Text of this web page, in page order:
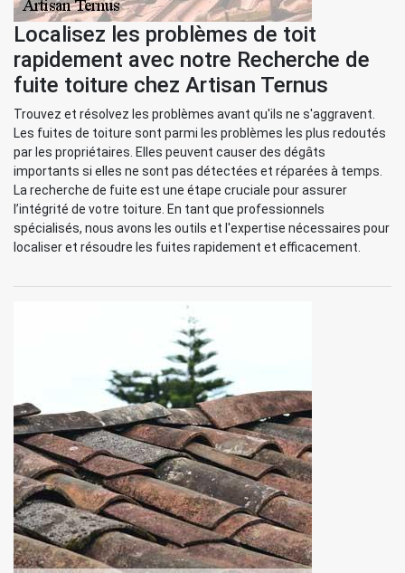
Localisez les problèmes de toit
rapidement avec notre Recherche de
fuite toiture chez Artisan Ternus
Trouvez et résolvez les problèmes avant qu'ils ne s'aggravent.
Les fuites de toiture sont parmi les problèmes les plus redoutés
par les propriétaires. Elles peuvent causer des dégâts
importants si elles ne sont pas détectées et réparées à temps.
La recherche de fuite est une étape cruciale pour assurer
l’intégrité de votre toiture. En tant que professionnels
spécialisés, nous avons les outils et l'expertise nécessaires pour
localiser et résoudre les fuites rapidement et efficacement.